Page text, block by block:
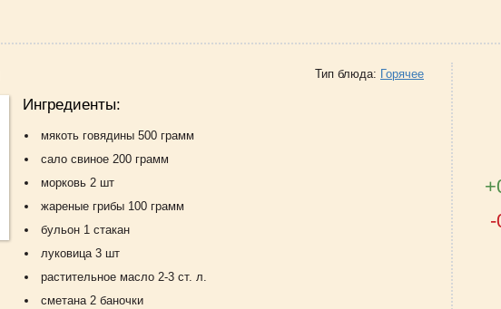
Тип блюда: Горячее
Ингредиенты:
мякоть говядины 500 грамм
сало свиное 200 грамм
морковь 2 шт
жареные грибы 100 грамм
бульон 1 стакан
луковица 3 шт
растительное масло 2-3 ст. л.
сметана 2 баночки
-